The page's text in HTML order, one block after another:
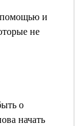
помощью и
не
о
начать